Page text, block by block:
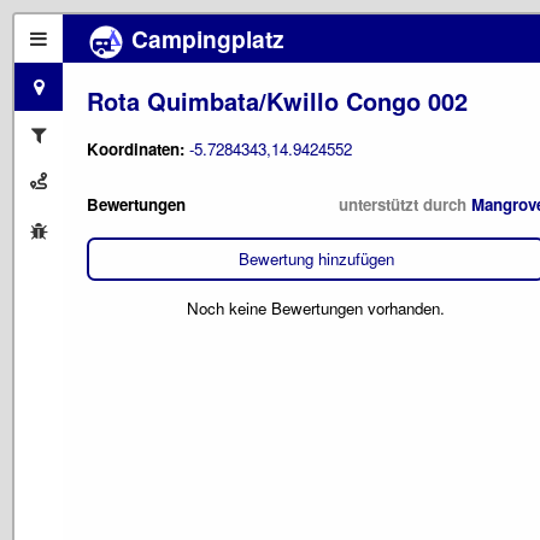
Campingplatz
Rota Quimbata/Kwillo Congo 002
Koordinaten: -5.7284343,14.9424552
Bewertungen unterstützt durch
Bewertung hinzufügen
Noch keine Bewertungen vorhanden.